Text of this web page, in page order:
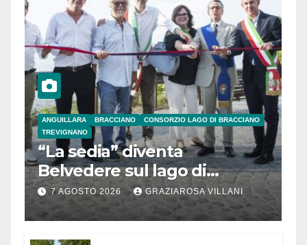
ANGUILLARA BRACCIANO
CONSORZIO LAGO DI BRACCIANO
TREVIGNANO
“La sedia” diventa
Belvedere sul lago di
Bracciano: ieri
l’inaugurazione
7 AGOSTO 2026 GRAZIAROSA VILLANI